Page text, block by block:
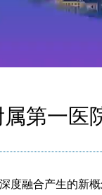
第一医
度融合产生的新